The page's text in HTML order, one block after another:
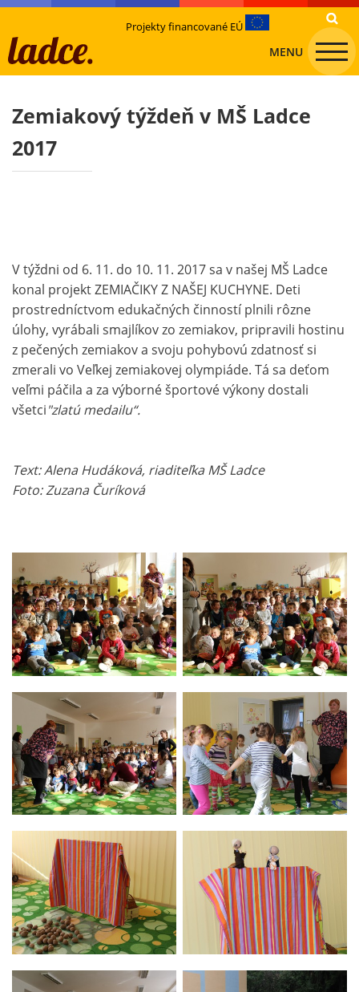
Projekty financované EÚ
MENU
Zemiakový týždeň v MŠ Ladce
2017
V týždni od 6. 11. do 10. 11. 2017 sa v našej MŠ Ladce
konal projekt ZEMIAČIKY Z NAŠEJ KUCHYNE. Deti
prostredníctvom edukačných činností plnili rôzne
úlohy, vyrábali smajlíkov zo zemiakov, pripravili hostinu
z pečených zemiakov a svoju pohybovú zdatnosť si
zmerali vo Veľkej zemiakovej olympiáde. Tá sa deťom
veľmi páčila a za výborné športové výkony dostali
všetci"zlatú medailu“.
Text: Alena Hudáková, riaditeľka MŠ Ladce
Foto: Zuzana Čuríková